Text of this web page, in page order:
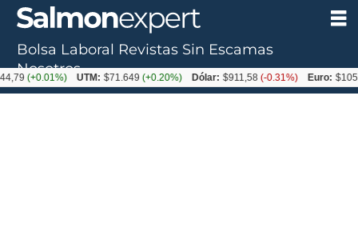
Bolsa Laboral Revistas Sin Escamas
Nosotros
UTM: $71.649(+0.20%) Dólar: $911,58(-0.31%) Euro: $1053,36 (-